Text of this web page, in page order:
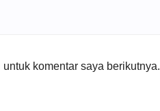
komentar saya berikutnya.